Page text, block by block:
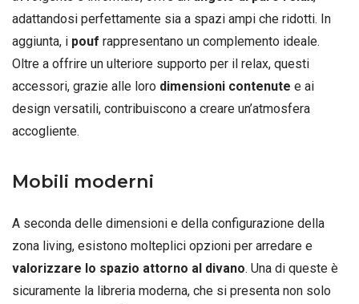
adattandosi perfettamente sia a spazi ampi che ridotti. In
aggiunta, i pouf rappresentano un complemento ideale.
Oltre a offrire un ulteriore supporto per il relax, questi
accessori, grazie alle loro dimensioni contenute e ai
design versatili, contribuiscono a creare un’atmosfera
accogliente.
Mobili moderni
A seconda delle dimensioni e della configurazione della
zona living, esistono molteplici opzioni per arredare e
valorizzare lo spazio attorno al divano. Una di queste è
sicuramente la libreria moderna, che si presenta non solo